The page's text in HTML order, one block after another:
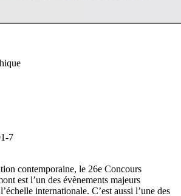
7
contemporaine, le 26e Concours
est l’un des évènements majeurs
internationale. C’est aussi l’une des